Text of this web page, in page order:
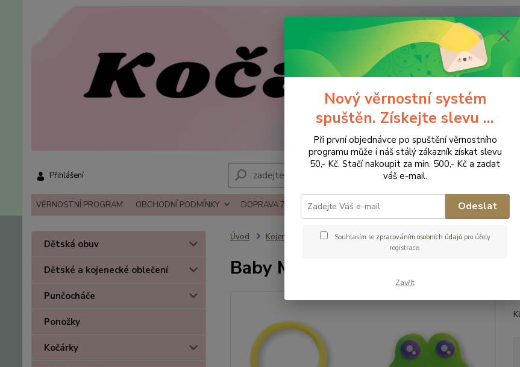
VĚRNOSTNÍ PROGRAM OBCHODNÍ PODMÍNKY DOPRAVA ZBOŽÍ REKLAMACE A VRÁCENÍ ZBOŹÍ KONTAKTY
Přihlášení
Dětská obuv
Dětské a kojenecké oblečení
Punčocháče
Ponožky
Kočárky
Úvod Kojenecké potřeby Dudlíky a příslušenství Příslušenství k
Baby Mix Řetízek na dudlík - Žába
Nový věrnostní systém
spuštěn. Získejte slevu ...
Při první objednávce po spuštění věrnostního
programu může i náš stálý zákazník získat slevu
50,- Kč. Stačí nakoupit za min. 500,- Kč a zadat
váš e-mail.
Odeslat
Souhlasím se zpracováním osobních údajůpro účely
registrace.
Zavřít